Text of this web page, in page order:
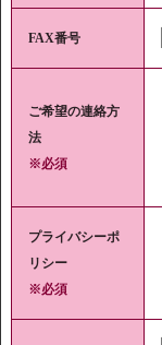
FAX番号
ご希望の連絡方
法
※必須
プライバシーポ
リシー
※必須